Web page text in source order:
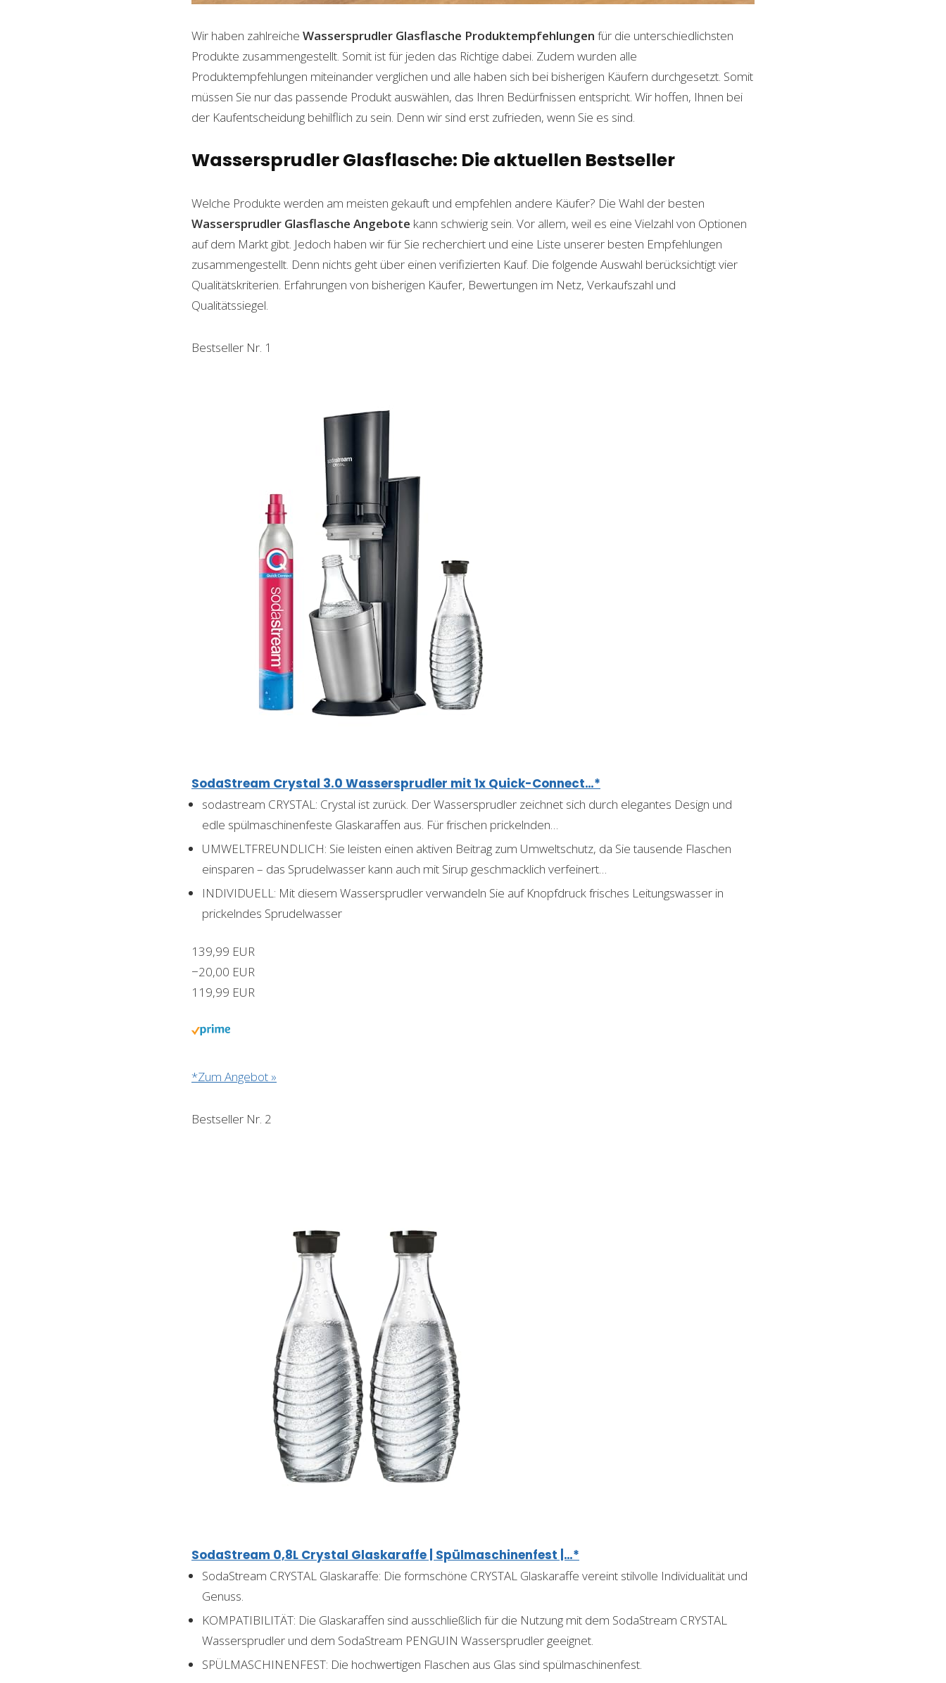
Wir haben zahlreiche Wassersprudler Glasflasche Produktempfehlungen für die unterschiedlichsten
Produkte zusammengestellt. Somit ist für jeden das Richtige dabei. Zudem wurden alle
Produktempfehlungen miteinander verglichen und alle haben sich bei bisherigen Käufern durchgesetzt. Somit
müssen Sie nur das passende Produkt auswählen, das Ihren Bedürfnissen entspricht. Wir hoffen, Ihnen bei
der Kaufentscheidung behilflich zu sein. Denn wir sind erst zufrieden, wenn Sie es sind.
Wassersprudler Glasflasche: Die aktuellen Bestseller
Welche Produkte werden am meisten gekauft und empfehlen andere Käufer? Die Wahl der besten
Wassersprudler Glasflasche Angebote kann schwierig sein. Vor allem, weil es eine Vielzahl von Optionen
auf dem Markt gibt. Jedoch haben wir für Sie recherchiert und eine Liste unserer besten Empfehlungen
zusammengestellt. Denn nichts geht über einen verifizierten Kauf. Die folgende Auswahl berücksichtigt vier
Qualitätskriterien. Erfahrungen von bisherigen Käufer, Bewertungen im Netz, Verkaufszahl und
Qualitätssiegel.
Bestseller Nr. 1
SodaStream Crystal 3.0 Wassersprudler mit 1x Quick-Connect…*
sodastream CRYSTAL: Crystal ist zurück. Der Wassersprudler zeichnet sich durch elegantes Design und
edle spülmaschinenfeste Glaskaraffen aus. Für frischen prickelnden…
UMWELTFREUNDLICH: Sie leisten einen aktiven Beitrag zum Umweltschutz, da Sie tausende Flaschen
einsparen – das Sprudelwasser kann auch mit Sirup geschmacklich verfeinert…
INDIVIDUELL: Mit diesem Wassersprudler verwandeln Sie auf Knopfdruck frisches Leitungswasser in
prickelndes Sprudelwasser
139,99 EUR
−20,00 EUR
119,99 EUR
*Zum Angebot »
Bestseller Nr. 2
SodaStream 0,8L Crystal Glaskaraffe | Spülmaschinenfest |…*
SodaStream CRYSTAL Glaskaraffe: Die formschöne CRYSTAL Glaskaraffe vereint stilvolle Individualität und
Genuss.
KOMPATIBILITÄT: Die Glaskaraffen sind ausschließlich für die Nutzung mit dem SodaStream CRYSTAL
Wassersprudler und dem SodaStream PENGUIN Wassersprudler geeignet.
SPÜLMASCHINENFEST: Die hochwertigen Flaschen aus Glas sind spülmaschinenfest.